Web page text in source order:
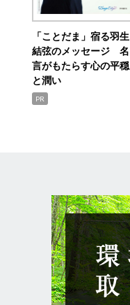
「ことだま」宿る羽生
結弦のメッセージ 名
言がもたらす心の平穏
と潤い
PR